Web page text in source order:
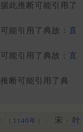
此推断可能引用了
能引用了典故： 直
能引用了典故： 直
断可能引用了典
（ 1140年 ） 宋 ·
叶